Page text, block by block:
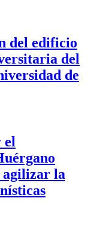
del edificio
del
de
el
agilizar la